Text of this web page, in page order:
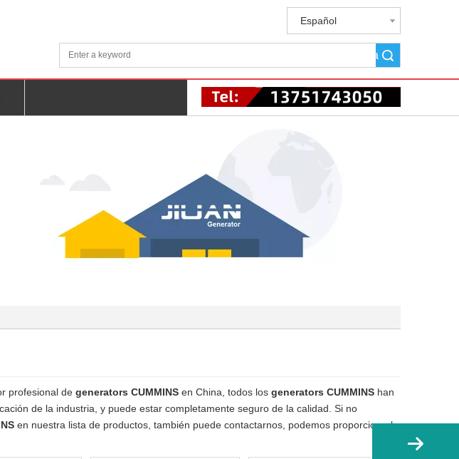
Español
Búsqueda
profesional de generators CUMMINS en China, todos los generators CUMMINS han
de la industria, y puede estar completamente seguro de la calidad. Si no
en nuestra lista de productos, también puede contactarnos, podemos proporcionarle